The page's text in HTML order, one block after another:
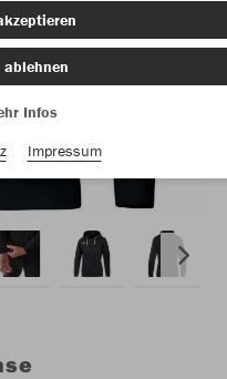
ablehnen
Infos
Impressum